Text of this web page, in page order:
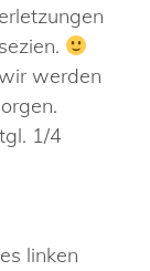
werden
1/4
linken